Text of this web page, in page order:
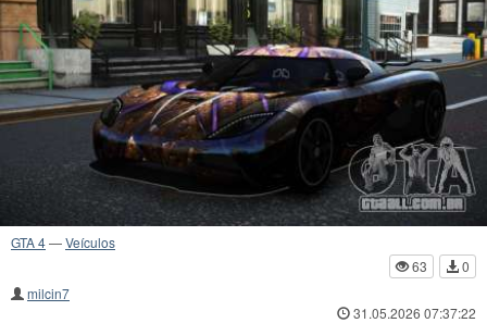
GTA 4—Veículos
63
0
milcin7
31.05.2026 07:37:22